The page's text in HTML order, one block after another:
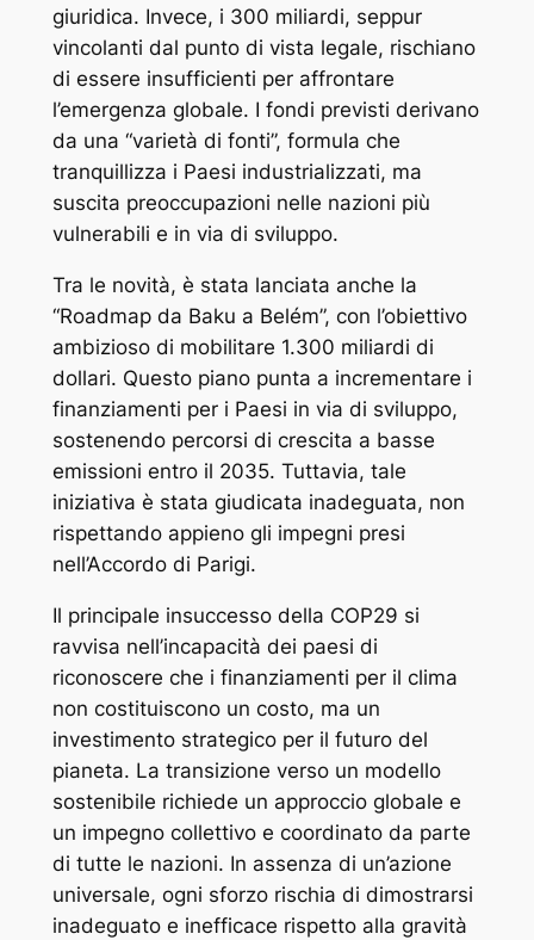
giuridica. Invece, i 300 miliardi, seppur
vincolanti dal punto di vista legale, rischiano
di essere insufficienti per affrontare
l’emergenza globale. I fondi previsti derivano
da una “varietà di fonti”, formula che
tranquillizza i Paesi industrializzati, ma
suscita preoccupazioni nelle nazioni più
vulnerabili e in via di sviluppo.
Tra le novità, è stata lanciata anche la
“Roadmap da Baku a Belém”, con l’obiettivo
ambizioso di mobilitare 1.300 miliardi di
dollari. Questo piano punta a incrementare i
finanziamenti per i Paesi in via di sviluppo,
sostenendo percorsi di crescita a basse
emissioni entro il 2035. Tuttavia, tale
iniziativa è stata giudicata inadeguata, non
rispettando appieno gli impegni presi
nell’Accordo di Parigi.
Il principale insuccesso della COP29 si
ravvisa nell’incapacità dei paesi di
riconoscere che i finanziamenti per il clima
non costituiscono un costo, ma un
investimento strategico per il futuro del
pianeta. La transizione verso un modello
sostenibile richiede un approccio globale e
un impegno collettivo e coordinato da parte
di tutte le nazioni. In assenza di un’azione
universale, ogni sforzo rischia di dimostrarsi
inadeguato e inefficace rispetto alla gravità